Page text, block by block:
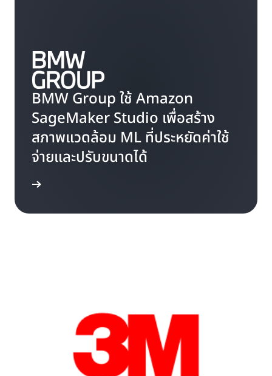
BMW Group ใช้ Amazon
SageMaker Studio เพื่อสร้าง
สภาพแวดล้อม ML ที่ประหยัดค่าใช้
จ่ายและปรับขนาดได้